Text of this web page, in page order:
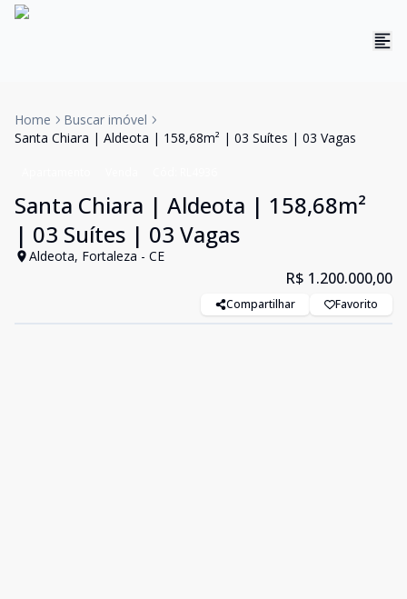
Home
Buscar imóvel
Santa Chiara | Aldeota | 158,68m² | 03 Suítes | 03 Vagas
Santa Chiara | Aldeota | 158,68m²
| 03 Suítes | 03 Vagas
Aldeota, Fortaleza - CE
R$ 1.200.000,00
Compartilhar Favorito